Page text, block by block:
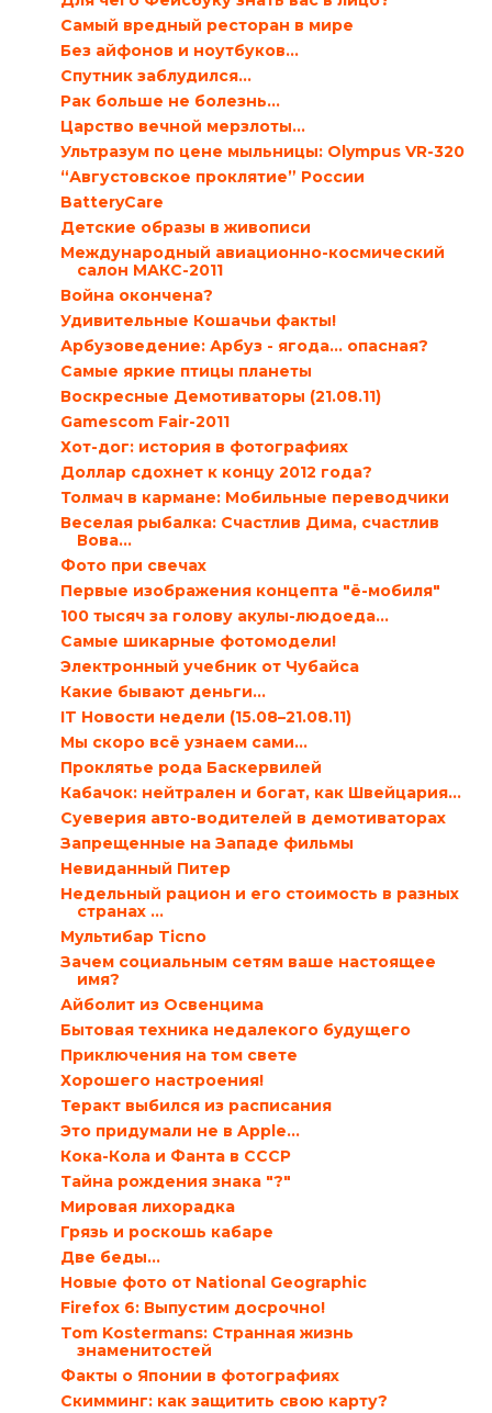
Самый вредный ресторан в мире
Без айфонов и ноутбуков…
Спутник заблудился…
Рак больше не болезнь…
Царство вечной мерзлоты…
Ультразум по цене мыльницы: Olympus VR-320
“Августовское проклятие” России
BatteryCare
Детские образы в живописи
Международный авиационно-космический
салон МАКС-2011
Война окончена?
Удивительные Кошачьи факты!
Арбузоведение: Арбуз - ягода... опасная?
Самые яркие птицы планеты
Воскресные Демотиваторы (21.08.11)
Gamescom Fair-2011
Хот-дог: история в фотографиях
Доллар сдохнет к концу 2012 года?
Толмач в кармане: Мобильные переводчики
Веселая рыбалка: Счастлив Дима, счастлив
Вова…
Фото при свечах
Первые изображения концепта "ё-мобиля"
100 тысяч за голову акулы-людоеда…
Самые шикарные фотомодели!
Электронный учебник от Чубайса
Какие бывают деньги…
IT Новости недели (15.08–21.08.11)
Мы скоро всё узнаем сами...
Проклятье рода Баскервилей
Кабачок: нейтрален и богат, как Швейцария…
Суеверия авто-водителей в демотиваторах
Запрещенные на Западе фильмы
Невиданный Питер
Недельный рацион и его стоимость в разных
странах ...
Мультибар Ticno
Зачем социальным сетям ваше настоящее
имя?
Айболит из Освенцима
Бытовая техника недалекого будущего
Приключения на том свете
Хорошего настроения!
Теракт выбился из расписания
Это придумали не в Apple…
Кока-Кола и Фанта в СССР
Тайна рождения знака "?"
Мировая лихорадка
Грязь и роскошь кабаре
Две беды…
Новые фото от National Geographic
Firefox 6: Выпустим досрочно!
Tom Kostermans: Странная жизнь
знаменитостей
Факты о Японии в фотографиях
Скимминг: как защитить свою карту?